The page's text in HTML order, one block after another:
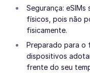
Segurança: eSIMs
físicos, pois não
fisicamente.
Preparado para o
dispositivos
frente do seu